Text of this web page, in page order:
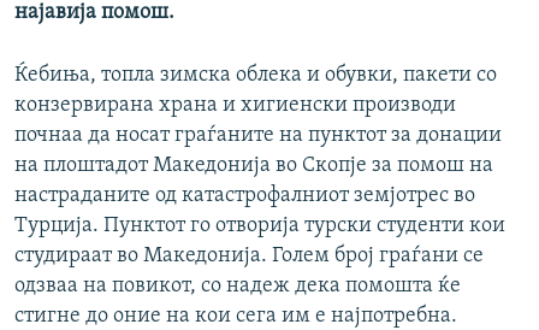
најавија помош.
Ќебиња, топла зимска облека и обувки, пакети со
конзервирана храна и хигиенски производи
почнаа да носат граѓаните на пунктот за донации
на плоштадот Македонија во Скопје за помош на
настраданите од катастрофалниот земјотрес во
Турција. Пунктот го отворија турски студенти кои
студираат во Македонија. Голем број граѓани се
одзваа на повикот, со надеж дека помошта ќе
стигне до оние на кои сега им е најпотребна.